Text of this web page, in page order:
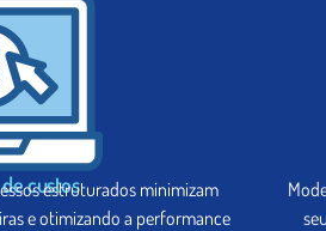
custos
estruturados minimizam
e otimizando a performance